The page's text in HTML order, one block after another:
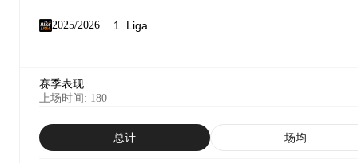
2025/2026
赛季表现
上场时间: 180
总计 场均